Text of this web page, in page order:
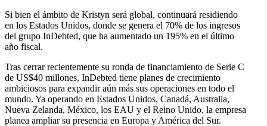
Si bien el ámbito de Kristyn será global, continuará residiendo
en los Estados Unidos, donde se genera el 70% de los ingresos
del grupo InDebted, que ha aumentado un 195% en el último
año fiscal.
Tras cerrar recientemente su ronda de financiamiento de Serie C
de US$40 millones, InDebted tiene planes de crecimiento
ambiciosos para expandir aún más sus operaciones en todo el
mundo. Ya operando en Estados Unidos, Canadá, Australia,
Nueva Zelanda, México, los EAU y el Reino Unido, la empresa
planea ampliar su presencia en Europa y América del Sur.